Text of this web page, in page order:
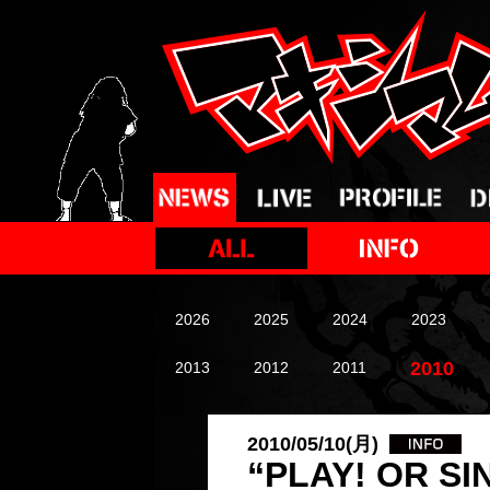
2026 2025 2024 2023
2013 2012 2011 2010
2010/05/10(月)
“PLAY! OR